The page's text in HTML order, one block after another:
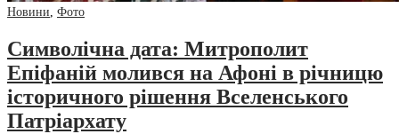
Новини, Фото
Символічна дата: Митрополит
Епіфаній молився на Афоні в річницю
історичного рішення Вселенського
Патріархату